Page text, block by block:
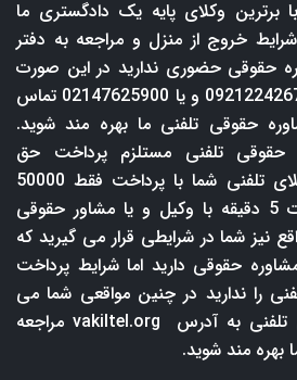
برترین وکلای پایه یک دادگستری ما
خروج از منزل و مراجعه به دفتر
حقوقی حضوری ندارید در این صورت
نیز می توانید با شماره 09212242670 و یا 02147625900 تماس
حقوقی تلفنی ما بهره مند شوید.
حقوقی تلفنی مستلزم پرداخت حق
المشاوره است اما در وکلای تلفنی شما با پرداخت فقط 50000
تومان می توانید به مدت 5 دقیقه با وکیل و یا مشاور حقوقی
نیز شما در شرایطی قرار می گیرید که
حقوقی دارید اما شرایط پرداخت
را ندارید در چنین مواقعی شما می
تلفنی به آدرس
vakiltel.org مراجعه
بهره مند شوید.